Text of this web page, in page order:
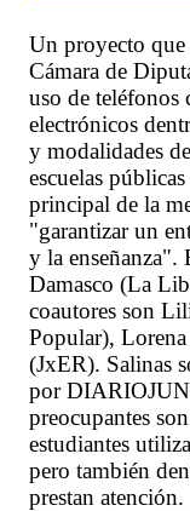
Un proyecto que
Cámara de
uso de teléfonos
electrónicos
y modalidades
escuelas
principal de la
"garantizar un
y la enseñanza".
Damasco (La
coautores son
Popular),
(JxER). Salinas
por
preocupantes
estudiantes
pero también
prestan atención.